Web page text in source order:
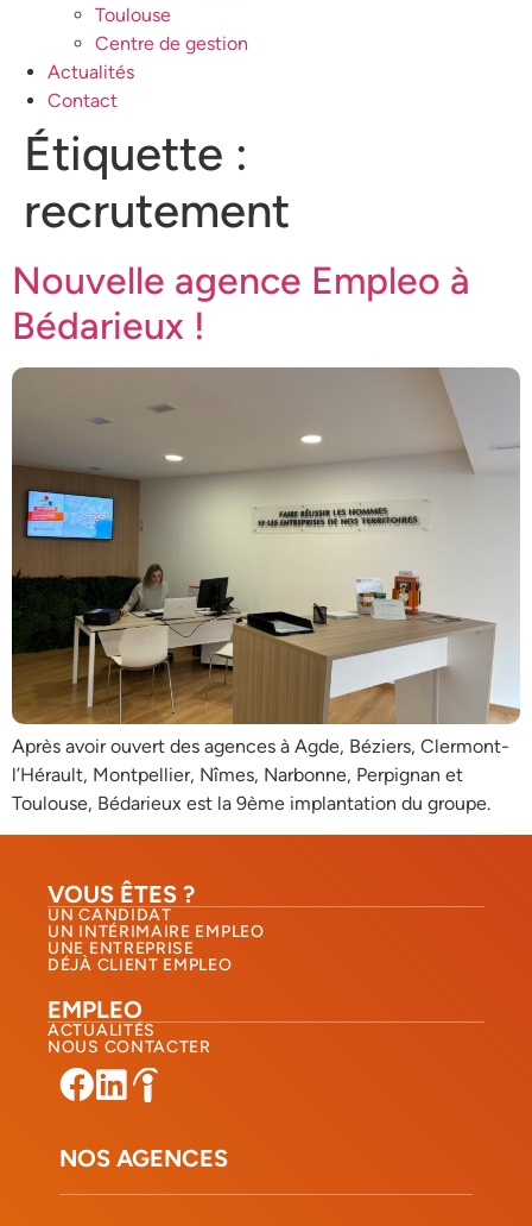
Toulouse
Centre de gestion
Actualités
Contact
Étiquette :
recrutement
Nouvelle agence Empleo à
Bédarieux !
Après avoir ouvert des agences à Agde, Béziers, Clermont-
l’Hérault, Montpellier, Nîmes, Narbonne, Perpignan et
Toulouse, Bédarieux est la 9ème implantation du groupe.
VOUS ÊTES ?
UN CANDIDAT
UN INTÉRIMAIRE EMPLEO
UNE ENTREPRISE
DÉJÀ CLIENT EMPLEO
EMPLEO
ACTUALITÉS
NOUS CONTACTER​
NOS AGENCES